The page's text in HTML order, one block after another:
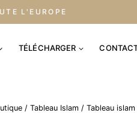
L'EUROPE
TÉLÉCHARGER
/ Tableau Islam / Tableau islam